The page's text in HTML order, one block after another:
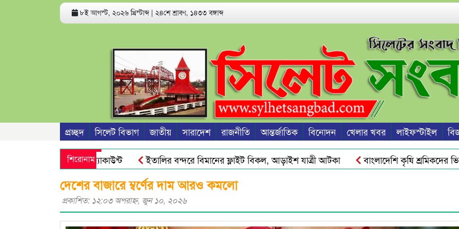
৮ই আগস্ট, ২০২৬ খ্রিস্টাব্দ | ২৪শে শ্রাবণ, ১৪৩৩ বঙ্গাব্দ
প্রচ্ছদ সিলেট বিভাগ জাতীয় সারাদেশ রাজনীতি আন্তর্জাতিক বিনোদন খেলার খবর লাইফস্টাইল
শিরোনাম
ফোন ও ব্যাংক অ্যাকাউন্ট ইতালির বন্দরে বিমানের ফ্লাইট বিকল, আড়াইশ যাত্রী আটকা বাংলাদেশি কৃষি শ্রমিকদের ভিসা
দেশের বাজারে ম্বর্ণের দাম আরও কমলো
প্রকাশিত: ১২:০৩ অপরাহ্ণ, জুন ১০, ২০২৬